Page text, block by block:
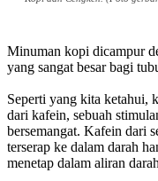
Minuman kopi dicampur
yang sangat besar bagi
Seperti yang kita ketahui,
dari kafein, sebuah
bersemangat. Kafein dari
terserap ke dalam darah
menetap dalam aliran